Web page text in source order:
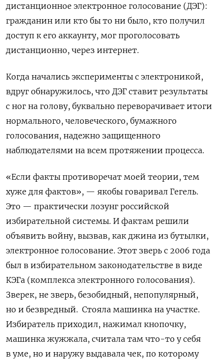
дистанционное электронное голосование (ДЭГ):
гражданин или кто бы то ни было, кто получил
доступ к его аккаунту, мог проголосовать
дистанционно, через интернет.
Когда начались эксперименты с электроникой,
вдруг обнаружилось, что ДЭГ ставит результаты
с ног на голову, буквально переворачивает итоги
нормального, человеческого, бумажного
голосования, надежно защищенного
наблюдателями на всем протяжении процесса.
«Если факты противоречат моей теории, тем
хуже для фактов», — якобы говаривал Гегель.
Это — практически лозунг российской
избирательной системы. И фактам решили
объявить войну, вызвав, как джина из бутылки,
электронное голосование. Этот зверь с 2006 года
был в избирательном законодательстве в виде
КЭГа (комплекса электронного голосования).
Зверек, не зверь, безобидный, непопулярный,
но и безвредный. Стояла машинка на участке.
Избиратель приходил, нажимал кнопочку,
машинка жужжала, считала там что-то у себя
в уме, но и наружу выдавала чек, по которому